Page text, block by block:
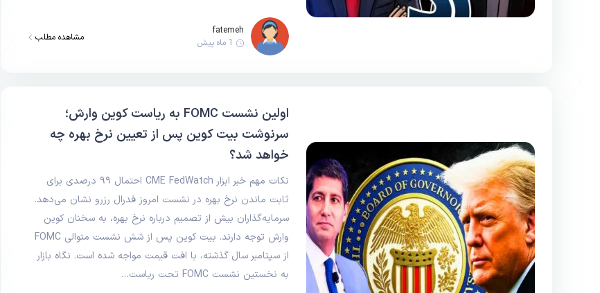
fatemeh
1 ماه پیش
مشاهده مطلب
اولین نشست FOMC به ریاست کوین وارش؛
سرنوشت بیت کوین پس از تعیین نرخ بهره چه
خواهد شد؟
نکات مهم خبر ابزار CME FedWatch احتمال ۹۹ درصدی برای
ثابت ماندن نرخ بهره در نشست امروز فدرال رزرو نشان می‌دهد.
سرمایه‌گذاران بیش از تصمیم درباره نرخ بهره، به سخنان کوین
وارش توجه دارند. بیت کوین پس از شش نشست متوالی FOMC
از سپتامبر سال گذشته، با افت قیمت مواجه شده است. نگاه بازار
به نخستین نشست FOMC تحت ریاست…